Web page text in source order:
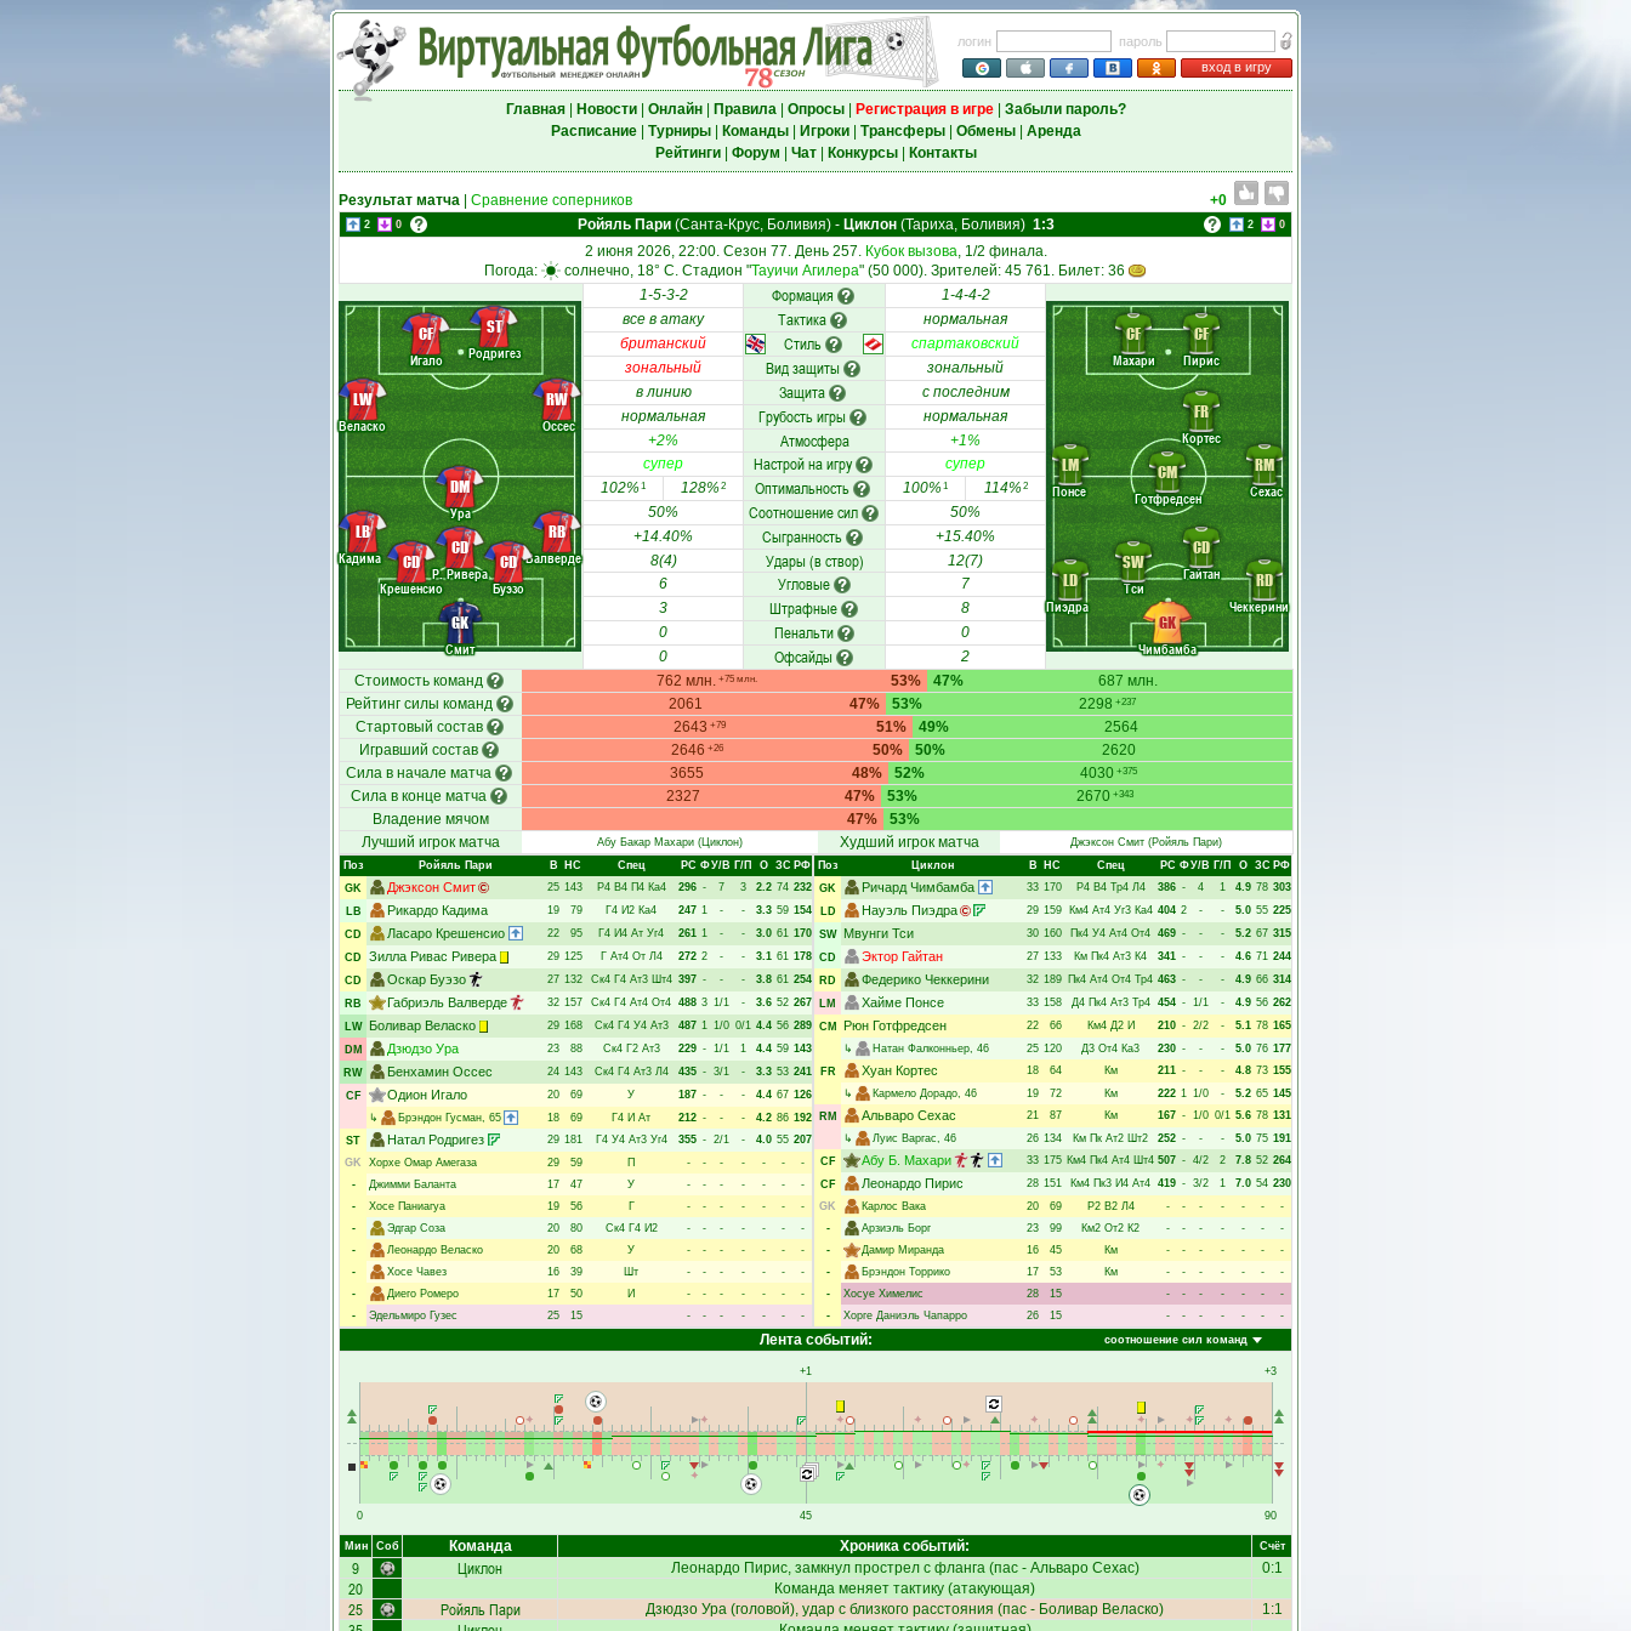
логин
пароль
вход в игру
Главная| Новости| Онлайн| Правила| Опросы| Регистрация в игре| Забыли пароль?
Расписание| Турниры| Команды| Игроки| Трансферы| Обмены| Аренда
Рейтинги| Форум Чат| Конкурсы| Контакты
Результат матча Сравнение соперников +0
2 0 Ройяль Пари(Санта-Крус, Боливия)- Циклон(Тариха, Боливия) 1:3 2 0
2 июня 2026, 22:00. Сезон 77. День 257. Кубок вызова, 1/2 финала.
Погода:
солнечно, 18° C. Стадион "Тауичи Агилера" (50 000). Зрителей: 45 761. Билет: 36
Смит
Кадима
Крешенсио
Р. Ривера
Буэзо
Валверде
Веласко
Ура
Оссес
Игало Родригез
GK
LB
CD
CD
CD
RB
LW
DM
RW
CF ST
1-5-3-2 Формация 1-4-4-2
Чимбамба
Пиэдра
Тси
Гайтан
Чеккерини
Понсе Готфредсен
Кортес
Сехас
Махари Пирис
GK
LD
SW
CD
RD
LM CM
FR
RM
CF CF
все в атаку Тактика
нормальная
британский
Стиль
спартаковский
зональный
Вид защиты
зональный
в линию
Защита
с последним
нормальная
Грубость игры
нормальная
+2%
Атмосфера
+1%
супер
Настрой на игру
супер
102%1 128%2 Оптимальность 100%1 114%2
50% Соотношение сил
50%
+14.40%
Сыгранность
+15.40%
8(4)
Удары (в створ)
12(7)
6
Угловые
7
3
Штрафные
8
0
Пенальти
0
0
Офсайды
2
Стоимость команд
762 млн. +75 млн. 53% 687 млн.
47%
Рейтинг силы команд
2061 47% 2298 +237
53%
Стартовый состав
2643 +79 51% 2564
49%
Игравший состав
2646 +26 50% 2620
50%
Сила в начале матча
3655 48% 4030 +375
52%
Сила в конце матча
2327 47% 2670 +343
53%
Владение мячом
47%
53%
Лучший игрок матча
Абу Бакар Махари (Циклон) Худший игрок матча Джэксон Смит (Ройяль Пари)
Поз
Ройяль Пари В НC Спец РC ФУ/В Г/П О ЗС РФ
GK
Джэксон Смит 25 143 Р4 В4 П4 Ка4 296 - 7 3 2.2 74 232
LB
Рикардо Кадима 19 79 Г4 И2 Ка4 247 1 - - 3.3 59 154
CD
Ласаро Крешенсио 22 95 Г4 И4 Ат Уг4 261 1 - - 3.0 61 170
CD Зилла Ривас Ривера 29 125 Г Ат4 От Л4 272 2 - - 3.1 61 178
CD
Оскар Буэзо 27 132 Ск4 Г4 Ат3 Шт4 397 - - - 3.8 61 254
RB
Габриэль Валверде 32 157 Ск4 Г4 Ат4 От4 488 3 1/1 - 3.6 52 267
LW
Боливар Веласко 29 168 Ск4 Г4 У4 Ат3 487 1 1/0 0/1 4.4 56 289
DM
Дзюдзо Ура 23 88 Ск4 Г2 Ат3 229 - 1/1 1 4.4 59 143
RW
Бенхамин Оссес 24 143 Ск4 Г4 Ат3 Л4 435 - 3/1 - 3.3 53 241
CF
Одион Игало 20 69 У 187 - - - 4.4 67 126
↳
Брэндон Гусман, 65 18 69 Г4 И Ат 212 - - - 4.2 86 192
ST
Натал Родригез 29 181 Г4 У4 Ат3 Уг4 355 - 2/1 - 4.0 55 207
GK
Хорхе Омар Амегаза 29 59 П - - - - - -
-
-
Джимми Баланта 17 47 У - - - - - -
-
-
Хосе Паниагуа 19 56 Г - - - - - -
-
-
Эдгар Соза 20 80 Ск4 Г4 И2 - - - - - -
-
-
Леонардо Веласко 20 68 У - - - - - -
-
-
Хосе Чавез 16 39 Шт - - - - - -
-
-
Диего Ромеро 17 50 И - - - - - -
-
-
Эдельмиро Гузес 25 15 - - - - - - -
Поз Циклон В НC Спец РC ФУ/В Г/П О ЗС РФ
GK
Ричард Чимбамба 33 170 Р4 В4 Тр4 Л4 386 - 4 1 4.9 78 303
LD
Науэль Пиэдра 29 159 Км4 Ат4 Уг3 Ка4 404 2 - - 5.0 55 225
SW
Мвунги Тси 30 160 Пк4 У4 Ат4 От4 469 - - - 5.2 67 315
CD
Эктор Гайтан 27 133 Км Пк4 Ат3 К4 341 - - - 4.6 71 244
RD
Федерико Чеккерини 32 189 Пк4 Ат4 От4 Тр4 463 - - - 4.9 66 314
LM
Хайме Понсе 33 158 Д4 Пк4 Ат3 Тр4 454 - 1/1 - 4.9 56 262
CM
Рюн Готфредсен 22 66 Км4 Д2 И 210 - 2/2 - 5.1 78 165
↳
Натан Фалконньер, 46 25 120 Д3 От4 Ка3 230 - - - 5.0 76 177
FR
Хуан Кортес 18 64 Км 211 - - - 4.8 73 155
↳
Кармело Дорадо, 46 19 72 Км 222 1 1/0 - 5.2 65 145
RM
Альваро Сехас 21 87 Км 167 - 1/0 0/1 5.6 78 131
↳
Луис Варгас, 46 26 134 Км Пк Ат2 Шт2 252 - - - 5.0 75 191
CF
Абу Б. Махари 33 175 Км4 Пк4 Ат4 Шт4 507 - 4/2 2 7.8 52 264
CF
Леонардо Пирис 28 151 Км4 Пк3 И4 Ат4 419 - 3/2 1 7.0 54 230
GK
Карлос Вака 20 69 Р2 В2 Л4 - - - - - -
-
-
Арзиэль Борг 23 99 Км2 От2 К2 - - - - - -
-
-
Дамир Миранда 16 45 Км - - - - - -
-
-
Брэндон Торрико 17 53 Км - - - - - -
-
-
Хосуе Химелис 28 15 - - - - - -
-
-
Хорге Даниэль Чапарро 26 15 - - - - - -
-
соотношение сил команд
Лента событий:
0
+1
45
+3
90
Мин Соб Команда Хроника событий: Счёт
9 Циклон Леонардо Пирис, замкнул прострел с фланга (пас - Альваро Сехас) 0:1
20 Команда меняет тактику (атакующая)
25 Ройяль Пари Дзюдзо Ура (головой), удар с близкого расстояния (пас - Боливар Веласко) 1:1